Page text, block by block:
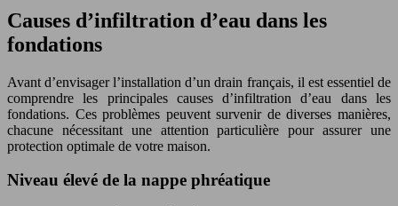
Causes d’infiltration d’eau dans les
fondations
Avant d’envisager l’installation d’un drain français, il est essentiel de
comprendre les principales causes d’infiltration d’eau dans les
fondations. Ces problèmes peuvent survenir de diverses manières,
chacune nécessitant une attention particulière pour assurer une
protection optimale de votre maison.
Niveau élevé de la nappe phréatique